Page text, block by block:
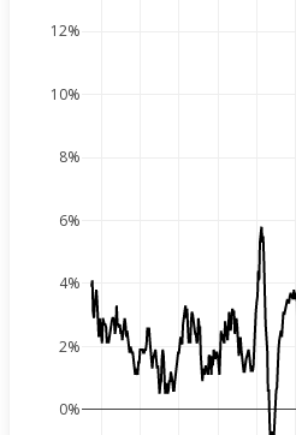
0%
2%
4%
6%
8%
10%
12%